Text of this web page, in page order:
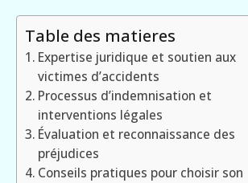
Table des matieres
Expertise juridique et soutien aux
victimes d’accidents
Processus d’indemnisation et
interventions légales
Évaluation et reconnaissance des
préjudices
Conseils pratiques pour choisir son